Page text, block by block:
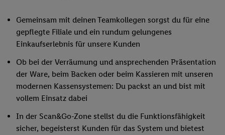
Gemeinsam mit deinen Teamkollegen sorgst du für eine
gepflegte Filiale und ein rundum gelungenes
Einkaufserlebnis für unsere Kunden
Ob bei der Verräumung und ansprechenden Präsentation
der Ware, beim Backen oder beim Kassieren mit unseren
modernen Kassensystemen: Du packst an und bist mit
vollem Einsatz dabei
In der Scan&Go-Zone stellst du die Funktionsfähigkeit
sicher, begeisterst Kunden für das System und bietest